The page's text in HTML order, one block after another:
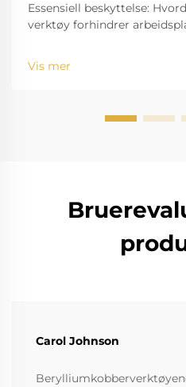
Essensiell beskyttelse:
verktøy forhindrer
farefaktorer for gass-
oljeraffineringsgassanlegg,
Vis mer
Carol Johnson